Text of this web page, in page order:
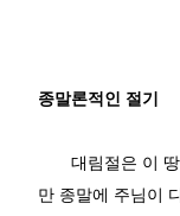
종말론적인 절기
대림절은 이 땅
만 종말에 주님이